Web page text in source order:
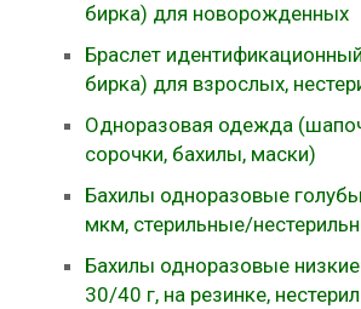
бирка) для новорожденных
Браслет
бирка) для взрослых,
Одноразовая одежда
сорочки, бахилы, маски)
Бахилы одноразовые
мкм, стерильные/
Бахилы одноразовые
30/40 г, на резинке,